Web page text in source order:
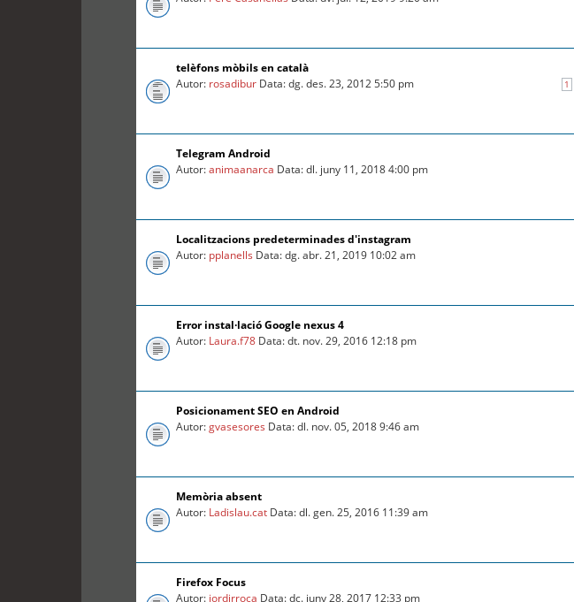
telèfons mòbils en català
1
Autor: rosadibur Data: dg. des. 23, 2012 5:50 pm
Telegram Android
Autor:animaanarca Data: dl. juny 11, 2018 4:00 pm
Localitzacions predeterminades d'instagram
Autor: pplanells Data: dg. abr. 21, 2019 10:02 am
Error instal·lació Google nexus 4
Autor: Laura.f78 Data: dt. nov. 29, 2016 12:18 pm
Posicionament SEO en Android
Autor:gvasesores Data: dl. nov. 05, 2018 9:46 am
Memòria absent
Autor: Ladislau.cat Data: dl. gen. 25, 2016 11:39 am
Firefox Focus
Autor: jordirroca Data: dc. juny 28, 2017 12:33 pm